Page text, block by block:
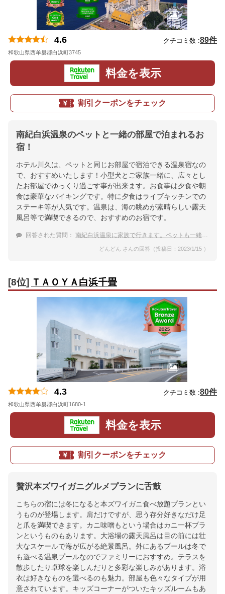
4.6 クチコミ数 :89件
和歌山県西牟婁郡白浜町3745
料金を表示
割引クーポンをチェック
南紀白浜温泉のペットと一緒の部屋で泊まれるお
宿！
ホテル川久は、ペットと同じお部屋で宿泊できる温泉宿なの
で、おすすめいたします！小型犬とご家族一緒に、広々とし
たお部屋でゆっくり過ごす事が出来ます。お食事は夕食や朝
食は豪華なバイキングです。特に夕食はライブキッチンでの
ステーキ等が人気です。温泉は、海の眺めが素晴らしい露天
風呂等で満喫できるので、おすすめのお宿です。
回答された質問： 南紀白浜温泉に家族で行きます。ペットも一緒の部屋に泊まれる温泉宿を教えて！
どんどん さんの回答（投稿日：2023/1/15 ）
[8位] ＴＡＯＹＡ白浜千畳
4.3 クチコミ数 :80件
和歌山県西牟婁郡白浜町1680-1
料金を表示
割引クーポンをチェック
贅沢本ズワイガニグルメプランに舌鼓
こちらの宿には冬になると本ズワイガニ食べ放題プランとい
うものが登場します。肩だけですが、思う存分好きなだけ足
と爪を満喫できます。カニ味噌もという場合はカニ一杯プラ
ンというものもあります。大浴場の露天風呂は目の前には壮
大なスケールで海が広がる絶景風呂。外にあるプールは冬で
も遊べる温泉プールなのでファミリーにおすすめ。テラスを
散歩したり卓球を楽しんだりと多彩な楽しみがあります。浴
衣は好きなものを選べるのも魅力。部屋も色々なタイプが用
意されています。キッズコーナーがついたキッズルームもあ